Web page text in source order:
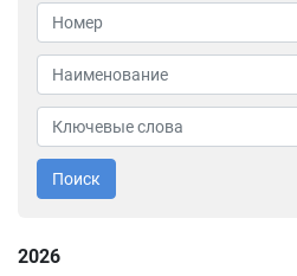
Поиск
2026